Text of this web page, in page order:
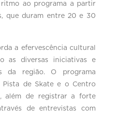
ritmo ao programa a partir
que duram entre 20 e 30
a efervescência cultural
as diversas iniciativas e
da região. O programa
Pista de Skate e o Centro
além de registrar a forte
de entrevistas com